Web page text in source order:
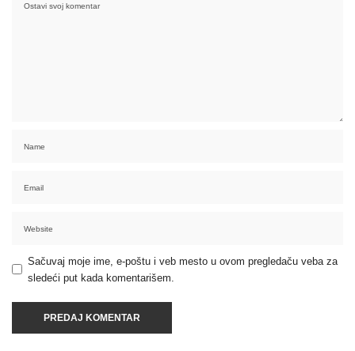
Sačuvaj moje ime, e-poštu i veb mesto u ovom pregledaču veba za
sledeći put kada komentarišem.